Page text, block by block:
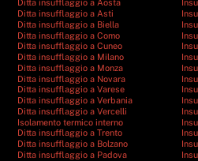
Ditta insufflaggio a Aosta
Ditta insufflaggio a Asti
Ditta insufflaggio a Biella
Ditta insufflaggio a Como
Ditta insufflaggio a Cuneo
Ditta insufflaggio a Milano
Ditta insufflaggio a Monza
Ditta insufflaggio a Novara
Ditta insufflaggio a Varese
Ditta insufflaggio a Verbania
Ditta insufflaggio a Vercelli
Isolamento termico interno
Ditta insufflaggio a Trento
Ditta insufflaggio a Bolzano
Ditta insufflaggio a Padova